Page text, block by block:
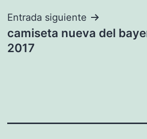
Entrada siguiente
camiseta nueva del
2017